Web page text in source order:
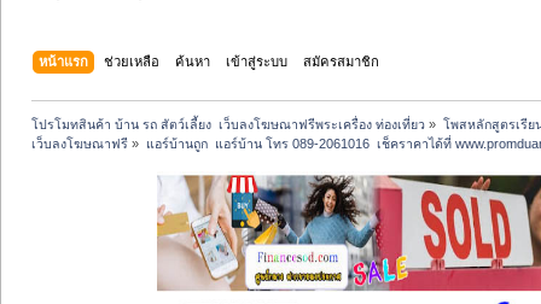
หน้าแรก ช่วยเหลือ ค้นหา เข้าสู่ระบบ สมัครสมาชิก
โปรโมทสินค้า บ้าน รถ สัตว์เลี้ยง  เว็บลงโฆษณาฟรีพระเครื่อง ท่องเที่ยว » โพสหลักสูตรเรีย
เว็บลงโฆษณาฟรี » แอร์บ้านถูก  แอร์บ้าน โทร 089-2061016  เช็คราคาได้ที่